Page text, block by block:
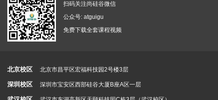
扫码关注尚硅谷微信
公众号: atguigu
免费下载全套课程视频
北京校区 北京市昌平区宏福科技园2号楼3层
深圳校区 深圳市宝安区西部硅谷大厦B座A区一层